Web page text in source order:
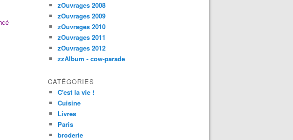
zOuvrages 2008
zOuvrages 2009
zOuvrages 2010
zOuvrages 2011
zOuvrages 2012
zzAlbum - cow-parade
CATÉGORIES
C'est la vie !
Cuisine
Livres
Paris
broderie